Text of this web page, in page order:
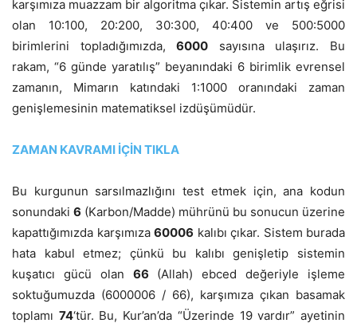
karşımıza muazzam bir algoritma çıkar. Sistemin artış eğrisi
olan 10:100, 20:200, 30:300, 40:400 ve 500:5000
birimlerini topladığımızda,6000 sayısına ulaşırız. Bu
rakam, “6 günde yaratılış” beyanındaki 6 birimlik evrensel
zamanın, Mimarın katındaki 1:1000 oranındaki zaman
genişlemesinin matematiksel izdüşümüdür.
ZAMAN KAVRAMI İÇİN TIKLA
Bu kurgunun sarsılmazlığını test etmek için, ana kodun
sonundaki 6 (Karbon/Madde) mührünü bu sonucun üzerine
kapattığımızda karşımıza 60006 kalıbı çıkar. Sistem burada
hata kabul etmez; çünkü bu kalıbı genişletip sistemin
kuşatıcı gücü olan 66 (Allah) ebced değeriyle işleme
soktuğumuzda (6000006 / 66), karşımıza çıkan basamak
toplamı 74‘tür. Bu, Kur’an’da “Üzerinde 19 vardır” ayetinin